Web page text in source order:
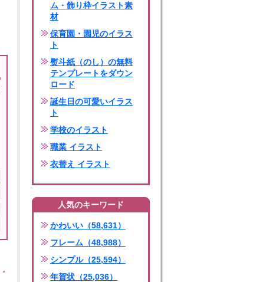
ム・飾り枠イラスト素
材
保育園・園児のイラス
ト
熨斗紙（のし）の無料
テンプレートをダウン
ロード
誕生日の可愛いイラス
ト
学校のイラスト
職業 イラスト
衣替え イラスト
人気のキーワード
かわいい（58,631）
フレーム（48,988）
シンプル（25,594）
年賀状（25,036）